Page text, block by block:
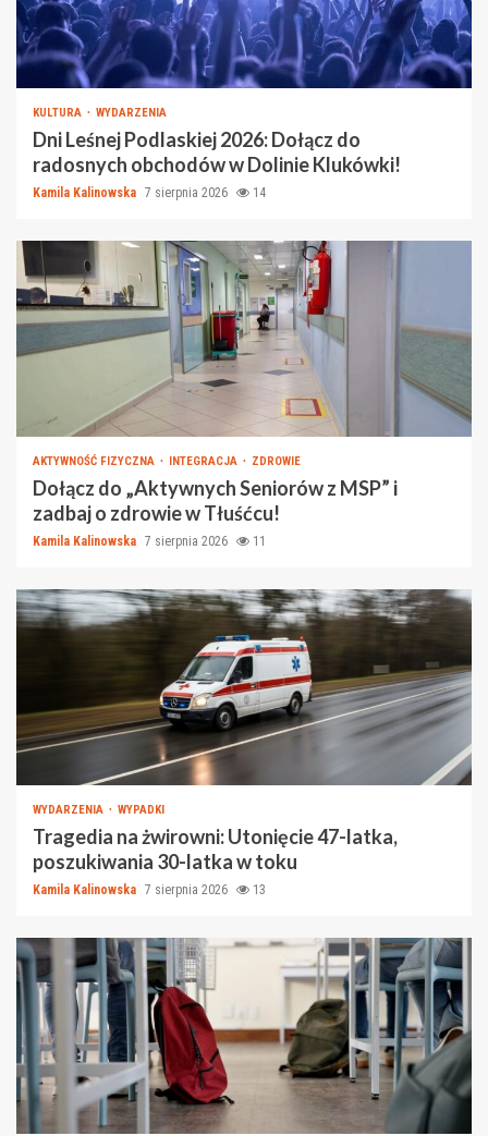
KULTURA WYDARZENIA
Dni Leśnej Podlaskiej 2026: Dołącz do
radosnych obchodów w Dolinie Klukówki!
Kamila Kalinowska 7 sierpnia 2026 14
AKTYWNOŚĆ FIZYCZNA INTEGRACJA ZDROWIE
Dołącz do „Aktywnych Seniorów z MSP” i
zadbaj o zdrowie w Tłuśćcu!
Kamila Kalinowska 7 sierpnia 2026 11
WYDARZENIA WYPADKI
Tragedia na żwirowni: Utonięcie 47-latka,
poszukiwania 30-latka w toku
Kamila Kalinowska 7 sierpnia 2026 13